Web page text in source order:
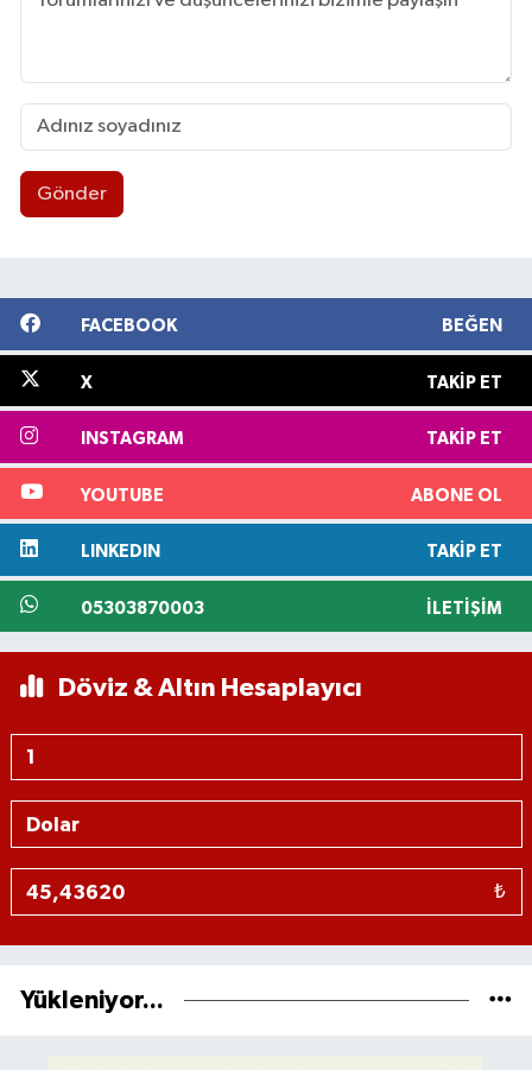
Gönder
FACEBOOK BEĞEN
X TAKIP ET
INSTAGRAM TAKIP ET
YOUTUBE ABONE OL
LINKEDIN TAKIP ET
05303870003 İLETIŞIM
Döviz & Altın Hesaplayıcı
₺
Yükleniyor...